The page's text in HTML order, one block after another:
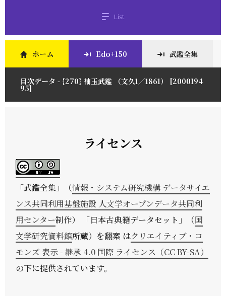
List
ホーム Edo+150 武鑑全集
目次データ - {270} 袖玉武鑑 （文久1／1861） [2000194
95]
ライセンス
「武鑑全集 」（情報・システム研究機構 データサイエ
ンス共同利用基盤施設 人文学オープンデータ共同利
用センター制作） 「日本古典籍データセット」（国
文学研究資料館所蔵）を翻案 はクリエイティブ・コ
モンズ 表示 - 継承 4.0 国際 ライセンス（CC BY-SA）
の下に提供されています。